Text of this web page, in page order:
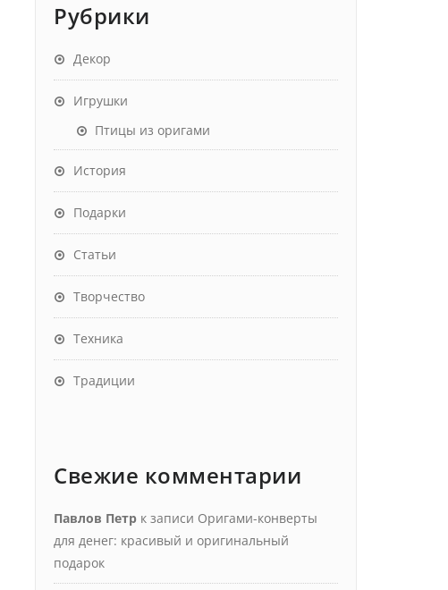
Рубрики
Декор
Игрушки
Птицы из оригами
История
Подарки
Статьи
Творчество
Техника
Традиции
Свежие комментарии
Павлов Петр к записи Оригами-конверты
для денег: красивый и оригинальный
подарок